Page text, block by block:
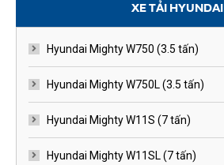
XE TẢI HYUNDAI
Hyundai Mighty W750 (3.5 tấn)
Hyundai Mighty W750L (3.5 tấn)
Hyundai Mighty W11S (7 tấn)
Hyundai Mighty W11SL (7 tấn)